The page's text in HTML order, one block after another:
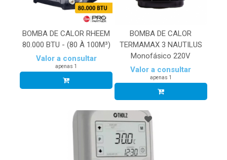
BOMBA DE CALOR RHEEM
80.000 BTU - (80 À 100M³)
Valor a consultar
apenas 1
BOMBA DE CALOR
TERMAMAX 3 NAUTILUS
Monofásico 220V
Valor a consultar
apenas 1